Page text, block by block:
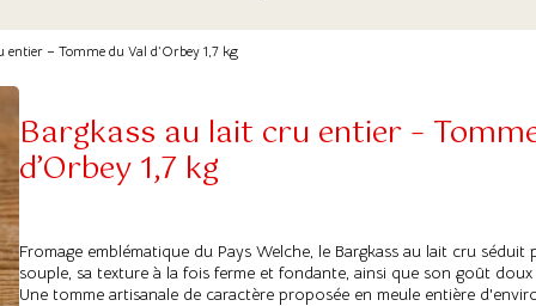
– Tomme du Val d’Orbey 1,7 kg
Bargkass au lait cru entier –
d’Orbey 1,7 kg
Fromage emblématique du Pays Welche, le Bargkass au lait cru séduit
souple, sa texture à la fois ferme et fondante, ainsi que son goût doux
Une tomme artisanale de caractère proposée en meule entière